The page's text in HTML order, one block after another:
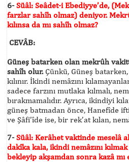
6-Süâl: Seâdet-i Ebediyye’de,
farzlar sahîh olmaz) deniyor.
kılınsa da mı sahîh olmaz?
CEVÂB:
Güneş batarken olan mekrûh
sahîh olur. Çünkü, Güneş
kılınır. İkindi nemâzını
sadece farzını mutlaka kılmalı,
bırakmamalıdır. Ayrıca, ikindiyi
güneş batmadan önce, Hanefîde
ve Şâfi’îde ise, bir rek’at kılan,
7- Süâl: Kerâhet vaktinde meselâ
dakîka kala, ikindi nemâzını
bekleyip akşamdan sonra kazâ